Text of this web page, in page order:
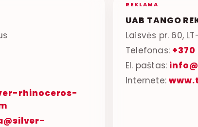
rhinoceros-
REKLAMA
UAB TANGO
Laisvės pr. 60,
Telefonas: +370
El. paštas:
Internete: